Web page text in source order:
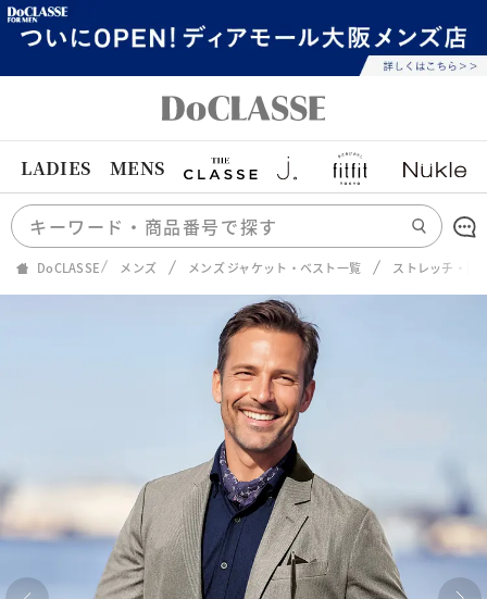
LADIES MENS
DoCLASSE メンズ メンズ ジャケット・ベスト一覧 ストレッチ・艶